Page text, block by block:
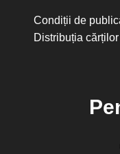
Condiții de
Distribuția cărților